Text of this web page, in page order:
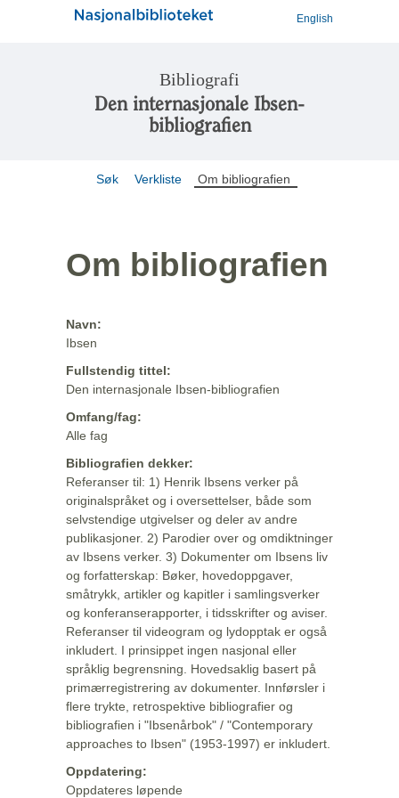
English
Bibliografi
Den internasjonale Ibsen-
bibliografien
Søk Verkliste Om bibliografien
Om bibliografien
Navn:
Ibsen
Fullstendig tittel:
Den internasjonale Ibsen-bibliografien
Omfang/fag:
Alle fag
Bibliografien dekker:
Referanser til: 1) Henrik Ibsens verker på
originalspråket og i oversettelser, både som
selvstendige utgivelser og deler av andre
publikasjoner. 2) Parodier over og omdiktninger
av Ibsens verker. 3) Dokumenter om Ibsens liv
og forfatterskap: Bøker, hovedoppgaver,
småtrykk, artikler og kapitler i samlingsverker
og konferanserapporter, i tidsskrifter og aviser.
Referanser til videogram og lydopptak er også
inkludert. I prinsippet ingen nasjonal eller
språklig begrensning. Hovedsaklig basert på
primærregistrering av dokumenter. Innførsler i
flere trykte, retrospektive bibliografier og
bibliografien i "Ibsenårbok" / "Contemporary
approaches to Ibsen" (1953-1997) er inkludert.
Oppdatering:
Oppdateres løpende